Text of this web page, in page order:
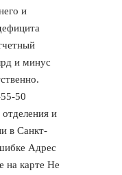
и
и минус
50
и
в Санкт-
Адрес
на карте Не